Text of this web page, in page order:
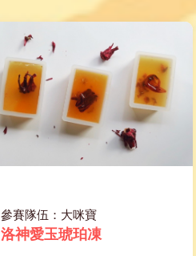
參賽隊伍：大咪寶
洛神愛玉琥珀凍